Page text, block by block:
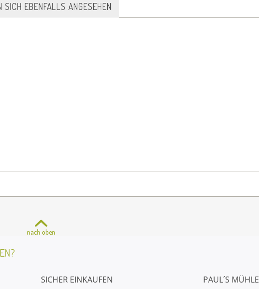
SICH EBENFALLS ANGESEHEN
nach oben
SICHER EINKAUFEN PAUL´S MÜHLE